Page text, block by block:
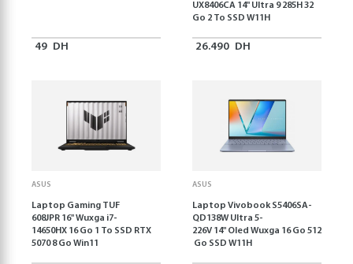
49 DH
UX8406CA 14'' Ultra 9 285H 32
Go 2 To SSD W11H
26.490 DH
ASUS
Laptop Gaming TUF
608JPR 16'' Wuxga i7-
14650HX 16 Go 1 To SSD RTX
5070 8 Go Win11
ASUS
Laptop Vivobook S5406SA-
QD138W Ultra 5-
226V 14" Oled Wuxga 16 Go 512
Go SSD W11H